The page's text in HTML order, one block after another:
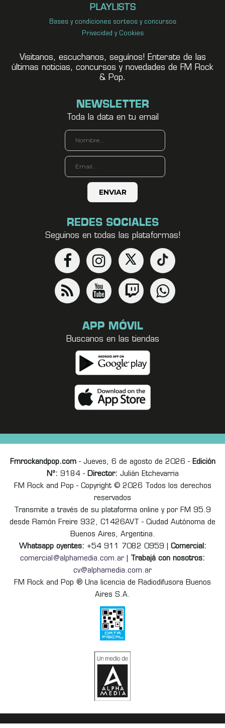
PLAYLISTS
Bases y condiciones sorteos y concursos
Privacidad y Cookies
Visitanos, escuchanos, seguínos! Enterate de las
últimas noticias, concursos y novedades de FM Rock
& Pop.
NEWSLETTER
Toda la data en tu email
REDES SOCIALES
Seguinos en todas las plataformas!
APP MÓVIL
Buscanos en las tiendas
Fmrockandpop.com- Jueves, 6 de agosto de 2026 - Edición
Nº: 9184 - Director: Julián Etchevarria
FM Rock and Pop - Copyright © 2026 Todos los derechos
reservados
Transmite a través de su plataforma online y por FM 95.9
desde Ramón Freire 932, C1426AVT - Ciudad Autónoma de
Buenos Aires, Argentina.
Whatsapp oyentes: +54 911 7082 0959 | Comercial:
comercial@alphamedia.com.ar
Trabajá con nosotros:
cv@alphamedia.com.ar
FM Rock and Pop ® Una licencia de Radiodifusora Buenos
Aires S.A.